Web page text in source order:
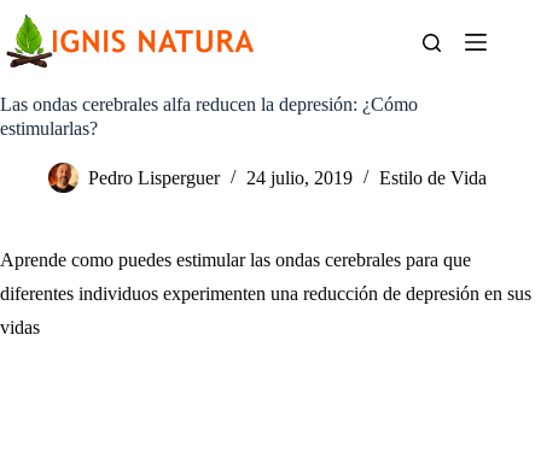
contenido
Las ondas cerebrales alfa reducen la depresión: ¿Cómo
estimularlas?
Pedro Lisperguer 24 julio, 2019 Estilo de Vida
Aprende como puedes estimular las ondas cerebrales para que
diferentes individuos experimenten una reducción de depresión en sus
vidas